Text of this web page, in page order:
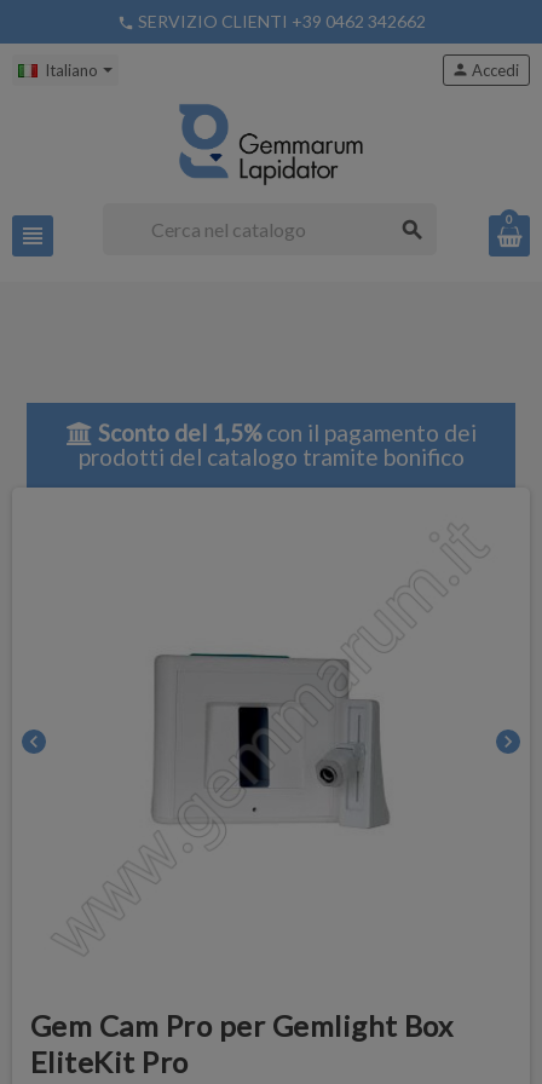
phone SERVIZIO CLIENTI +39 0462 342662
Italiano
view_headline search
person Accedi
0
Sconto del 1,5%con il pagamento dei
prodotti del catalogo tramite bonifico
chevron_left chevron_right
Gem Cam Pro per Gemlight Box
EliteKit Pro